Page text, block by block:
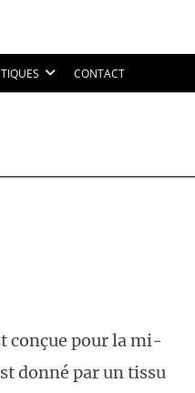
CONTACT
conçue pour la mi-
donné par un tissu